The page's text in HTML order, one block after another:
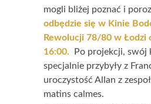
mogli bliżej poznać i
odbędzie się w Kinie
Rewolucji 78/80 w Łodzi
16:00.
Po projekcji, swój
specjalnie przybyły z
uroczystość Allan z
matins calmes.